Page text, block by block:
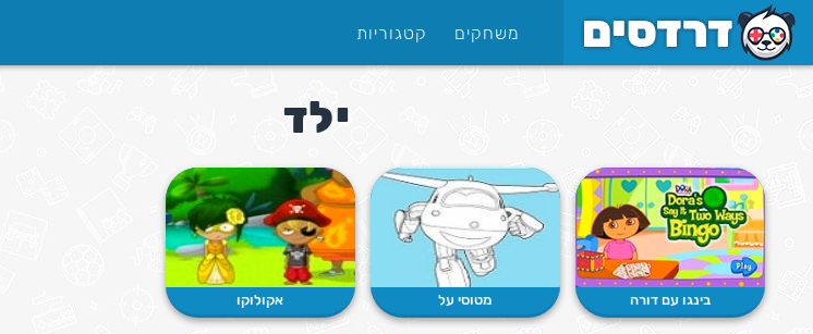
משחקים קטגוריות
ילד
בינגו עם דורה מטוסי על אקולוקו